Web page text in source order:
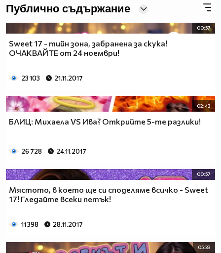
Публично съдържание
00:57
Sweet 17 - тийн зона, забранена за скука!
ОЧАКВАЙТЕ от 24 ноември!
23 103 21.11.2017
02:43
БЛИЦ: Михаела VS Ива? Открийте 5-те разлики!
26 728 24.11.2017
00:57
Мястото, в което ще си споделяме всичко - Sweet
17! Гледайте всеки петък!
11 398 28.11.2017
05:33